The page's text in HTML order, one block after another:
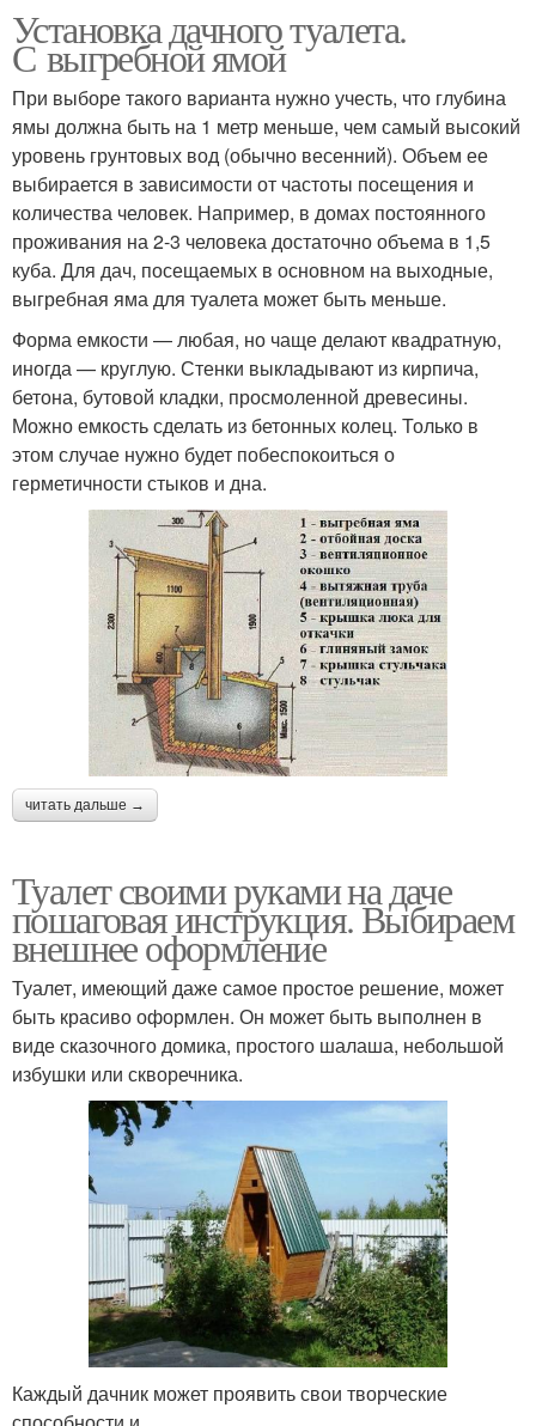
Установка дачного туалета.
С выгребной ямой
При выборе такого варианта нужно учесть, что глубина
ямы должна быть на 1 метр меньше, чем самый высокий
уровень грунтовых вод (обычно весенний). Объем ее
выбирается в зависимости от частоты посещения и
количества человек. Например, в домах постоянного
проживания на 2-3 человека достаточно объема в 1,5
куба. Для дач, посещаемых в основном на выходные,
выгребная яма для туалета может быть меньше.
Форма емкости — любая, но чаще делают квадратную,
иногда — круглую. Стенки выкладывают из кирпича,
бетона, бутовой кладки, просмоленной древесины.
Можно емкость сделать из бетонных колец. Только в
этом случае нужно будет побеспокоиться о
герметичности стыков и дна.
читать дальше →
Туалет своими руками на даче
пошаговая инструкция. Выбираем
внешнее оформление
Туалет, имеющий даже самое простое решение, может
быть красиво оформлен. Он может быть выполнен в
виде сказочного домика, простого шалаша, небольшой
избушки или скворечника.
Каждый дачник может проявить свои творческие